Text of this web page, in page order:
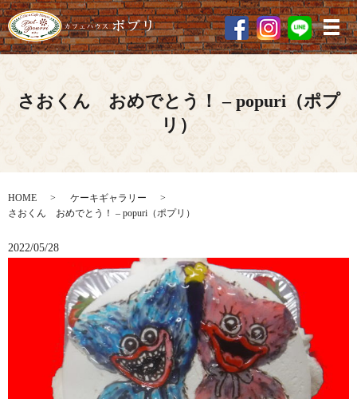
メ
さおくん おめでとう！ – popuri（ポプ
リ）
HOME
ケーキギャラリー
さおくん おめでとう！ – popuri（ポプリ）
2022/05/28